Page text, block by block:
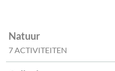
Natuur
7 ACTIVITEITEN